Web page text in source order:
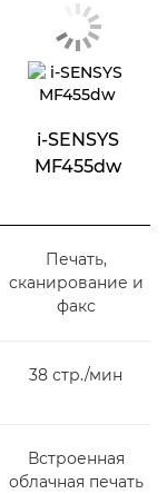
i-SENSYS
MF455dw
Печать,
сканирование и
факс
38 стр./мин
Встроенная
облачная печать